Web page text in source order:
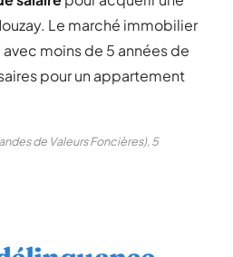
Le marché immobilier
avec moins de 5 années de
pour un appartement
de Valeurs Foncières), 5